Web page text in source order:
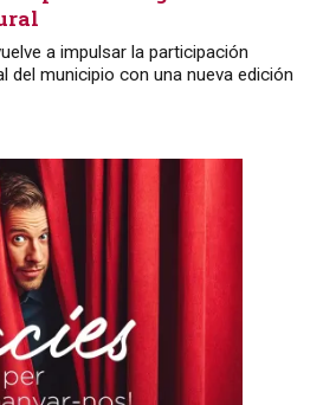
a impulsar la participación
del municipio con una nueva edición